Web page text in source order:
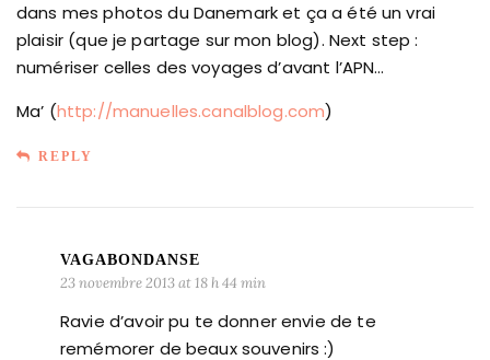
dans mes photos du Danemark et ça a été un vrai
plaisir (que je partage sur mon blog). Next step :
numériser celles des voyages d’avant l’APN…
Ma’ (http://manuelles.canalblog.com)
REPLY
VAGABONDANSE
23 novembre 2013 at 18 h 44 min
Ravie d’avoir pu te donner envie de te
remémorer de beaux souvenirs :)